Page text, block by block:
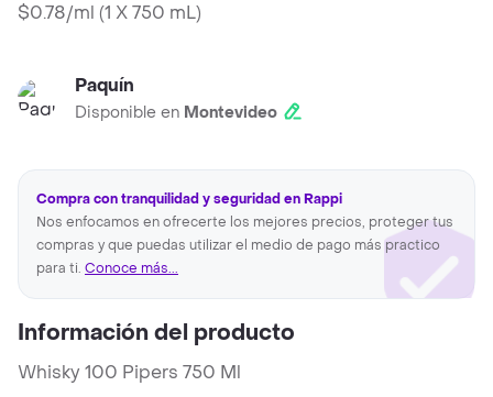
$0.78/ml (1 X 750 mL)
Paquín
Disponible en Montevideo
Compra con tranquilidad y seguridad en Rappi
Nos enfocamos en ofrecerte los mejores precios, proteger tus
compras y que puedas utilizar el medio de pago más practico
para ti. Conoce más...
Información del producto
Whisky 100 Pipers 750 Ml